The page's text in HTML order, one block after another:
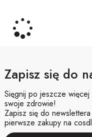
Zapisz się do
Sięgnij po jeszcze
swoje zdrowie!
Zapisz się do
pierwsze zakupy na